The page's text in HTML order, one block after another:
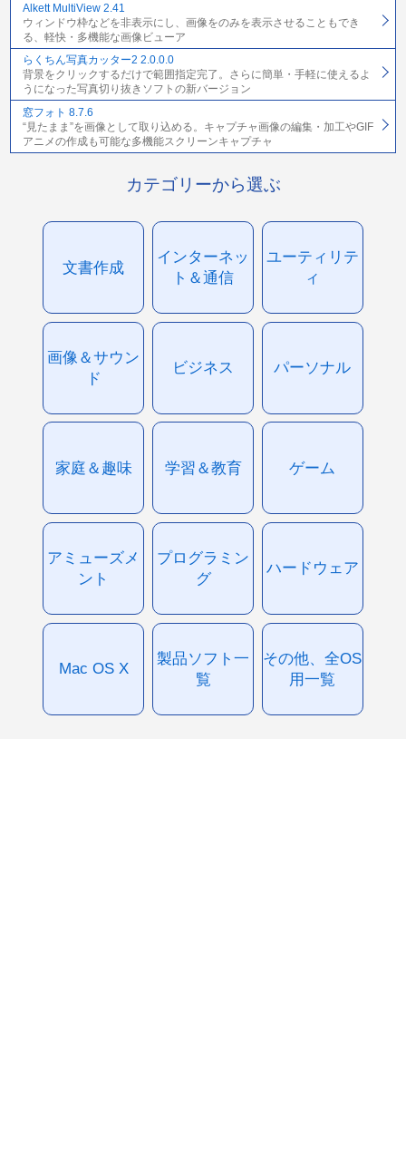
Alkett MultiView 2.41
ウィンドウ枠などを非表示にし、画像をのみを表示させることもでき
る、軽快・多機能な画像ビューア
らくちん写真カッター2 2.0.0.0
背景をクリックするだけで範囲指定完了。さらに簡単・手軽に使えるよ
うになった写真切り抜きソフトの新バージョン
窓フォト 8.7.6
“見たまま”を画像として取り込める。キャプチャ画像の編集・加工やGIF
アニメの作成も可能な多機能スクリーンキャプチャ
カテゴリーから選ぶ
文書作成
インターネッ
ト＆通信
ユーティリテ
ィ
画像＆サウン
ド
ビジネス パーソナル
家庭＆趣味 学習＆教育 ゲーム
アミューズメ
ント
プログラミン
グ
ハードウェア
Mac OS X
製品ソフト一
覧
その他、全OS
用一覧